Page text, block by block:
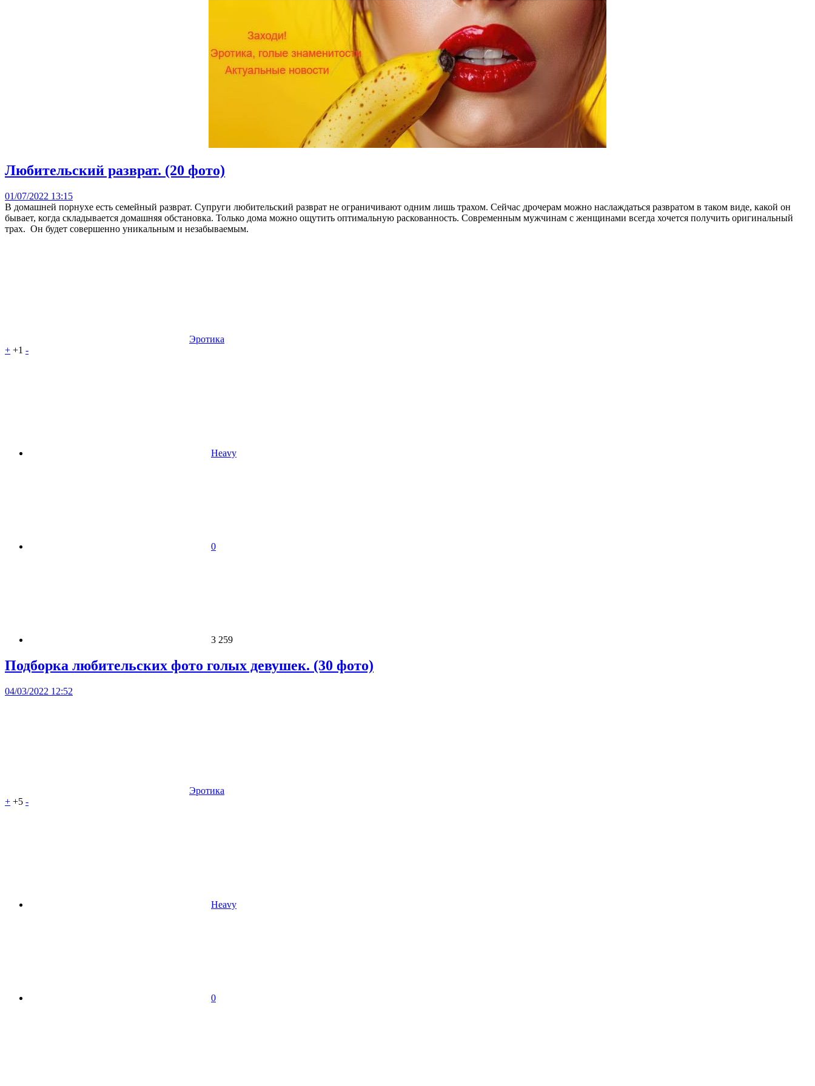
Любительский разврат. (20 фото)
01/07/2022 13:15
В домашней порнухе есть семейный разврат. Супруги любительский разврат не ограничивают одним лишь трахом. Сейчас дрочерам можно наслаждаться развратом в таком виде, какой он
бывает, когда складывается домашняя обстановка. Только дома можно ощутить оптимальную раскованность. Современным мужчинам с женщинами всегда хочется получить оригинальный
трах. Он будет совершенно уникальным и незабываемым.
Эротика
+ +1 -
Heavy
0
3 259
Подборка любительских фото голых девушек. (30 фото)
04/03/2022 12:52
Эротика
+ +5 -
Heavy
0